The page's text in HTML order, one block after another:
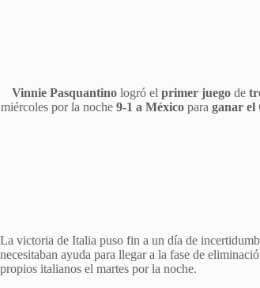
Vinnie Pasquantinologró el primer juegode
miércoles por la noche 9-1 a Méxicopara ganar el
La victoria de Italia puso fin a un día de
necesitaban ayuda para llegar a la fase de
propios italianos el martes por la noche.